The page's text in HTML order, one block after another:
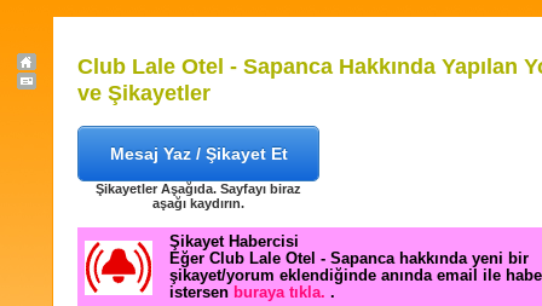
Club Lale Otel - Sapanca Hakkında Yapılan
ve Şikayetler
Mesaj Yaz / Şikayet Et
Şikayetler Aşağıda. Sayfayı biraz
aşağı kaydırın.
Şikayet Habercisi
Eğer Club Lale Otel - Sapanca hakkında yeni bir
şikayet/yorum eklendiğinde anında email ile
istersen buraya tıkla. .